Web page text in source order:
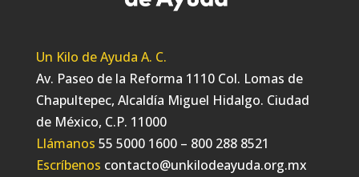
Un Kilo de Ayuda A. C.
Av. Paseo de la Reforma 1110 Col. Lomas de
Chapultepec, Alcaldía Miguel Hidalgo. Ciudad
de México, C.P. 11000
Llámanos 55 5000 1600 – 800 288 8521
Escríbenos contacto@unkilodeayuda.org.mx